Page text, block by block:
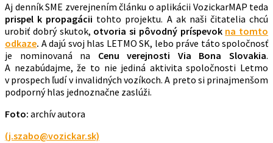
Aj denník SME zverejnením článku o aplikácii VozickarMAP teda
prispel k propagácii tohto projektu. A ak naši čitatelia chcú
urobiť dobrý skutok, otvoria si pôvodný príspevok na tomto
odkaze. A dajú svoj hlas LETMO SK, lebo práve táto spoločnosť
je nominovaná na Cenu verejnosti Via Bona Slovakia.
A nezabúdajme, že to nie jediná aktivita spoločnosti Letmo
v prospech ľudí v invalidných vozíkoch. A preto si prinajmenšom
podporný hlas jednoznačne zaslúži.
Foto: archív autora
(j.szabo@vozickar.sk)